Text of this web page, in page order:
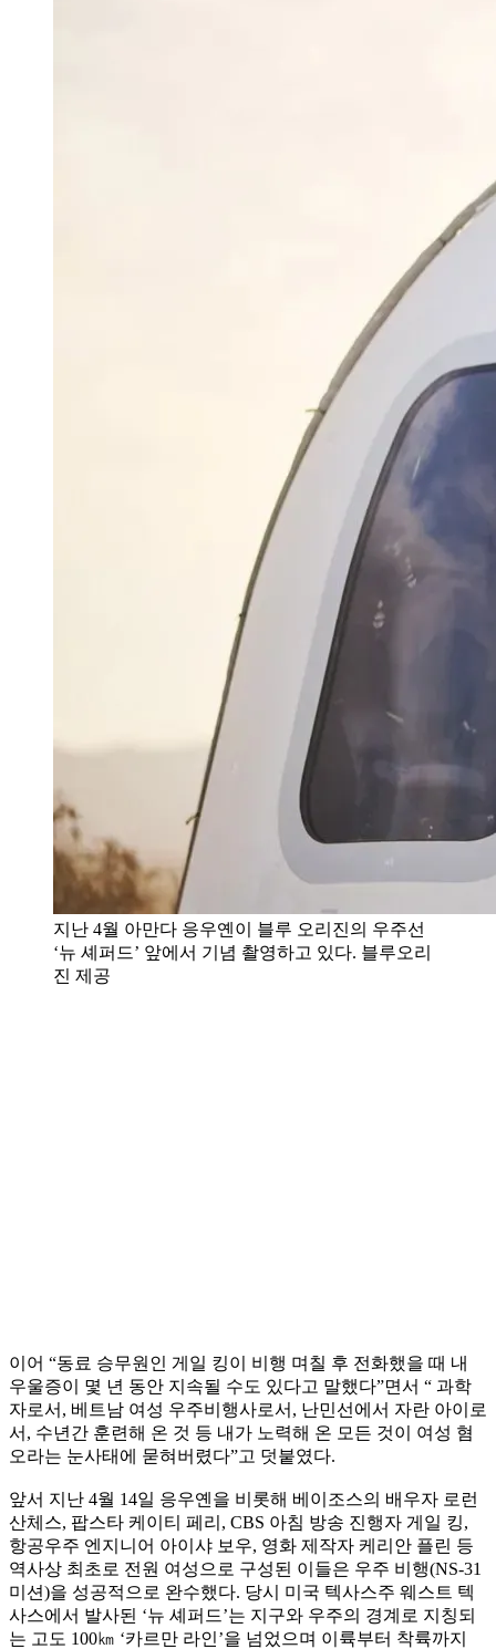
지난 4월 아만다 응우옌이 블루 오리진의 우주선
‘뉴 셰퍼드’ 앞에서 기념 촬영하고 있다. 블루오리
진 제공
이어 “동료 승무원인 게일 킹이 비행 며칠 후 전화했을 때 내
우울증이 몇 년 동안 지속될 수도 있다고 말했다”면서 “ 과학
자로서, 베트남 여성 우주비행사로서, 난민선에서 자란 아이로
서, 수년간 훈련해 온 것 등 내가 노력해 온 모든 것이 여성 혐
오라는 눈사태에 묻혀버렸다”고 덧붙였다.
앞서 지난 4월 14일 응우옌을 비롯해 베이조스의 배우자 로런
산체스, 팝스타 케이티 페리, CBS 아침 방송 진행자 게일 킹,
항공우주 엔지니어 아이샤 보우, 영화 제작자 케리안 플린 등
역사상 최초로 전원 여성으로 구성된 이들은 우주 비행(NS-31
미션)을 성공적으로 완수했다. 당시 미국 텍사스주 웨스트 텍
사스에서 발사된 ‘뉴 셰퍼드’는 지구와 우주의 경계로 지칭되
는 고도 100㎞ ‘카르만 라인’을 넘었으며 이륙부터 착륙까지